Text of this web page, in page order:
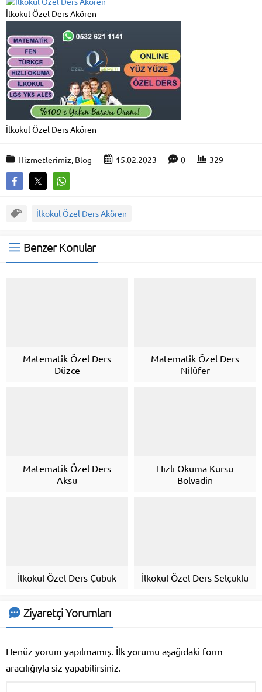
İlkokul Özel Ders Akören
İlkokul Özel Ders Akören
Hizmetlerimiz, Blog 15.02.2023 0 329
İlkokul Özel Ders Akören
Benzer Konular
Matematik Özel Ders
Düzce
Matematik Özel Ders
Nilüfer
Matematik Özel Ders
Aksu
Hızlı Okuma Kursu
Bolvadin
İlkokul Özel Ders Çubuk İlkokul Özel Ders Selçuklu
Ziyaretçi Yorumları
Henüz yorum yapılmamış. İlk yorumu aşağıdaki form
aracılığıyla siz yapabilirsiniz.